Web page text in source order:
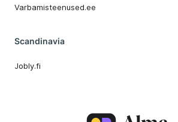
Varbamisteenused.ee
Scandinavia
Jobly.fi